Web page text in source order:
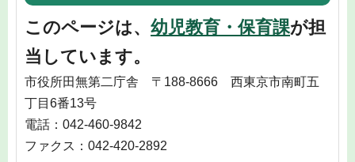
このページは、 幼児教育・保育課が担
当しています。
市役所田無第二庁舎 〒188-8666 西東京市南町五
丁目6番13号
電話：042-460-9842
ファクス：042-420-2892